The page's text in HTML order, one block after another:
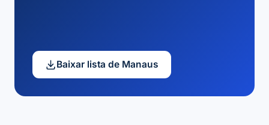
Baixar lista de Manaus